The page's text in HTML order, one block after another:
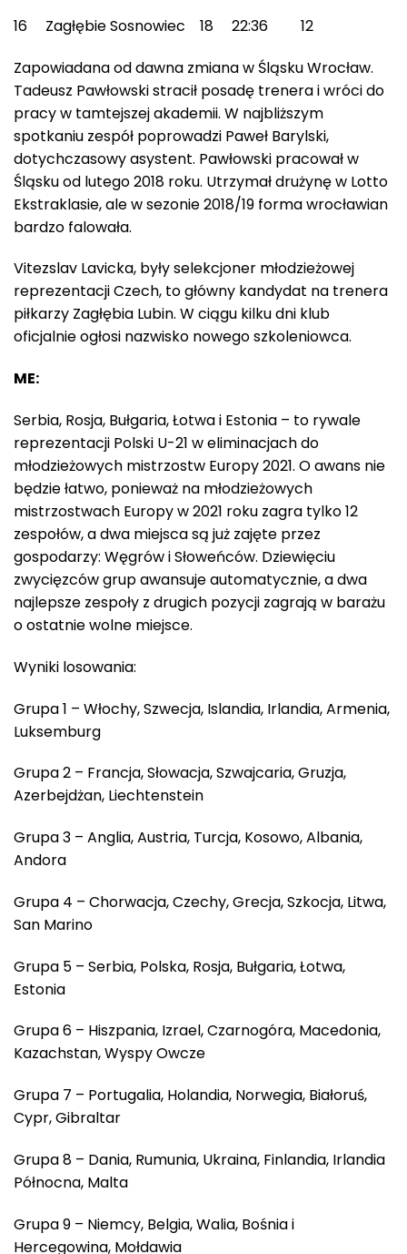
16 Zagłębie Sosnowiec 18 22:36 12
Zapowiadana od dawna zmiana w Śląsku Wrocław.
Tadeusz Pawłowski stracił posadę trenera i wróci do
pracy w tamtejszej akademii. W najbliższym
spotkaniu zespół poprowadzi Paweł Barylski,
dotychczasowy asystent. Pawłowski pracował w
Śląsku od lutego 2018 roku. Utrzymał drużynę w Lotto
Ekstraklasie, ale w sezonie 2018/19 forma wrocławian
bardzo falowała.
Vitezslav Lavicka, były selekcjoner młodzieżowej
reprezentacji Czech, to główny kandydat na trenera
piłkarzy Zagłębia Lubin. W ciągu kilku dni klub
oficjalnie ogłosi nazwisko nowego szkoleniowca.
ME:
Serbia, Rosja, Bułgaria, Łotwa i Estonia – to rywale
reprezentacji Polski U-21 w eliminacjach do
młodzieżowych mistrzostw Europy 2021. O awans nie
będzie łatwo, ponieważ na młodzieżowych
mistrzostwach Europy w 2021 roku zagra tylko 12
zespołów, a dwa miejsca są już zajęte przez
gospodarzy: Węgrów i Słoweńców. Dziewięciu
zwycięzców grup awansuje automatycznie, a dwa
najlepsze zespoły z drugich pozycji zagrają w barażu
o ostatnie wolne miejsce.
Wyniki losowania:
Grupa 1 – Włochy, Szwecja, Islandia, Irlandia, Armenia,
Luksemburg
Grupa 2 – Francja, Słowacja, Szwajcaria, Gruzja,
Azerbejdżan, Liechtenstein
Grupa 3 – Anglia, Austria, Turcja, Kosowo, Albania,
Andora
Grupa 4 – Chorwacja, Czechy, Grecja, Szkocja, Litwa,
San Marino
Grupa 5 – Serbia, Polska, Rosja, Bułgaria, Łotwa,
Estonia
Grupa 6 – Hiszpania, Izrael, Czarnogóra, Macedonia,
Kazachstan, Wyspy Owcze
Grupa 7 – Portugalia, Holandia, Norwegia, Białoruś,
Cypr, Gibraltar
Grupa 8 – Dania, Rumunia, Ukraina, Finlandia, Irlandia
Północna, Malta
Grupa 9 – Niemcy, Belgia, Walia, Bośnia i
Hercegowina, Mołdawia